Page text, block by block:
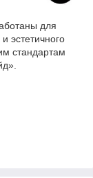
для
эстетичного
стандартам